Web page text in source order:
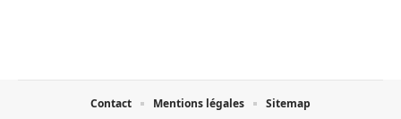
Contact Mentions légales Sitemap